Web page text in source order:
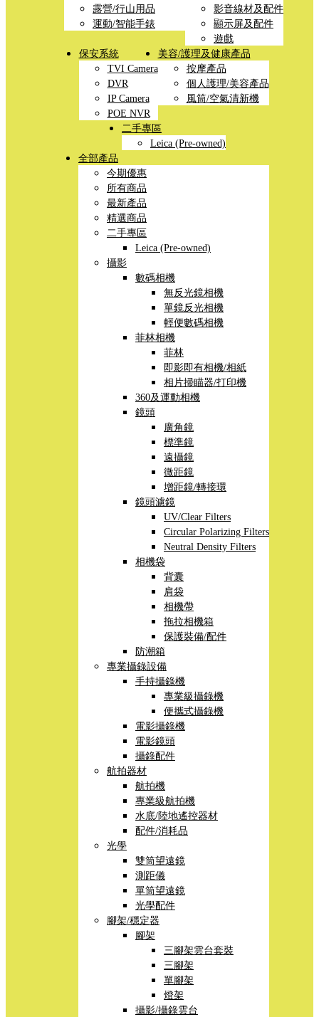
露營/行山用品
運動/智能手錶
影音線材及配件
顯示屏及配件
遊戲
保安系統
TVI Camera
DVR
IP Camera
POE NVR
美容/護理及健康產品
按摩產品
個人護理/美容產品
風筒/空氣清新機
二手專區
Leica (Pre-owned)
全部產品
今期優惠
所有商品
最新產品
精選商品
二手專區
Leica (Pre-owned)
攝影
數碼相機
無反光鏡相機
單鏡反光相機
輕便數碼相機
菲林相機
菲林
即影即有相機/相紙
相片掃瞄器/打印機
360及運動相機
鏡頭
廣角鏡
標準鏡
遠攝鏡
微距鏡
增距鏡/轉接環
鏡頭濾鏡
UV/Clear Filters
Circular Polarizing Filters
Neutral Density Filters
相機袋
背囊
肩袋
相機帶
拖拉相機箱
保護裝備/配件
防潮箱
專業攝錄設備
手持攝錄機
專業級攝錄機
便攜式攝錄機
電影攝錄機
電影鏡頭
攝錄配件
航拍器材
航拍機
專業級航拍機
水底/陸地遙控器材
配件/消耗品
光學
雙筒望遠鏡
測距儀
單筒望遠鏡
光學配件
腳架/穩定器
腳架
三腳架雲台套裝
三腳架
單腳架
燈架
攝影/攝錄雲台